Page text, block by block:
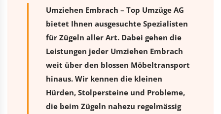
Umziehen Embrach – Top Umzüge AG
bietet Ihnen ausgesuchte Spezialisten
für Zügeln aller Art. Dabei gehen die
Leistungen jeder Umziehen Embrach
weit über den blossen Möbeltransport
hinaus. Wir kennen die kleinen
Hürden, Stolpersteine und Probleme,
die beim Zügeln nahezu regelmässig